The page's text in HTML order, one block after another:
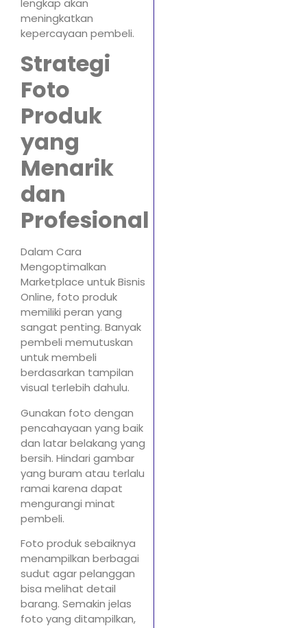
lengkap akan
meningkatkan
kepercayaan pembeli.
Strategi
Foto
Produk
yang
Menarik
dan
Profesional
Dalam Cara
Mengoptimalkan
Marketplace untuk Bisnis
Online, foto produk
memiliki peran yang
sangat penting. Banyak
pembeli memutuskan
untuk membeli
berdasarkan tampilan
visual terlebih dahulu.
Gunakan foto dengan
pencahayaan yang baik
dan latar belakang yang
bersih. Hindari gambar
yang buram atau terlalu
ramai karena dapat
mengurangi minat
pembeli.
Foto produk sebaiknya
menampilkan berbagai
sudut agar pelanggan
bisa melihat detail
barang. Semakin jelas
foto yang ditampilkan,